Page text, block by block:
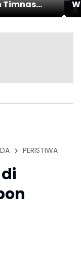
Timnas
PERISTIWA